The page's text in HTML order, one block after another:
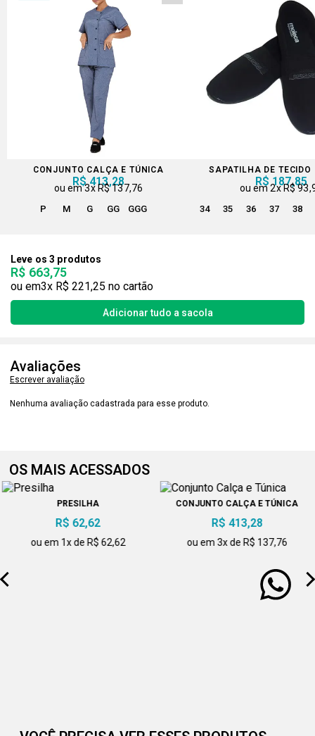
CONJUNTO CALÇA E TÚNICA
R$ 413,28
3x R$ 137,76
P M G GG GGG
SAPATILHA DE TECIDO
R$ 187,85
2xR$
34 35 36 37 38
Leve os 3 produtos
R$ 663,75
3x R$ 221,25
Avaliações
Escrever avaliação
Nenhuma avaliação cadastrada para esse produto.
OS MAIS ACESSADOS
PRESILHA
R$ 62,62
ou em 1x de R$ 62,62
CONJUNTO CALÇA E TÚNICA
R$ 413,28
ou em 3x de R$ 137,76